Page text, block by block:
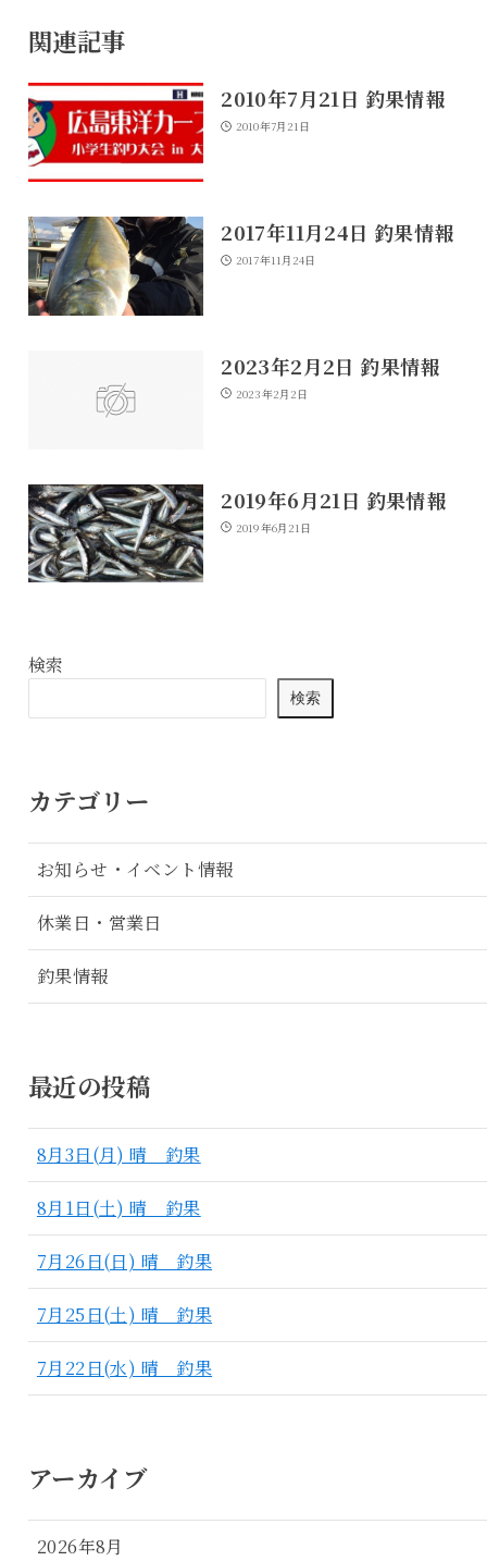
関連記事
2010年7月21日 釣果情報
2010年7月21日
2017年11月24日 釣果情報
2017年11月24日
2023年2月2日 釣果情報
2023年2月2日
2019年6月21日 釣果情報
2019年6月21日
検索
検索
カテゴリー
お知らせ・イベント情報
休業日・営業日
釣果情報
最近の投稿
8月3日(月) 晴 釣果
8月1日(土) 晴 釣果
7月26日(日) 晴 釣果
7月25日(土) 晴 釣果
7月22日(水) 晴 釣果
アーカイブ
2026年8月